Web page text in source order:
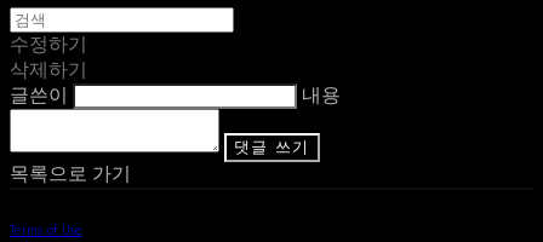
수정하기
삭제하기
글쓴이
내용
댓글 쓰기
목록으로 가기
Terms of Use